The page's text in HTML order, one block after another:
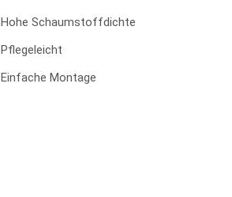
Hohe Schaumstoffdichte
Pflegeleicht
Einfache Montage